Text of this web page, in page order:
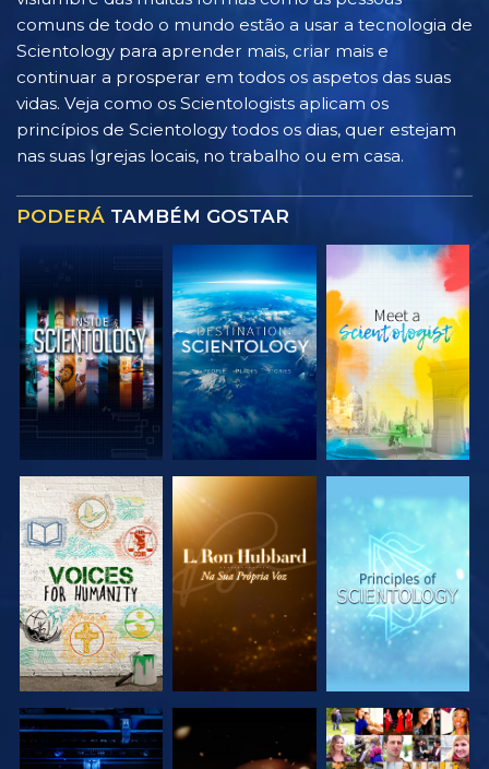
comuns de todo o mundo estão a usar a tecnologia de
Scientology para aprender mais, criar mais e
continuar a prosperar em todos os aspetos das suas
vidas. Veja como os Scientologists aplicam os
princípios de Scientology todos os dias, quer estejam
nas suas Igrejas locais, no trabalho ou em casa.
PODERÁ TAMBÉM GOSTAR
EXPLORAR A
SÉRIE
EXPLORAR A
SÉRIE
EXPLORAR A
SÉRIE